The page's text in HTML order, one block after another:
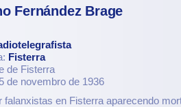
Fernández Brage
Fisterra
de Fisterra
de novembro de 1936
falanxistas en Fisterra aparecendo